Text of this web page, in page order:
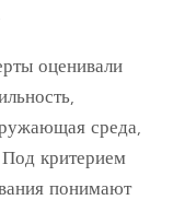
оценивали
среда,
Под критерием
понимают